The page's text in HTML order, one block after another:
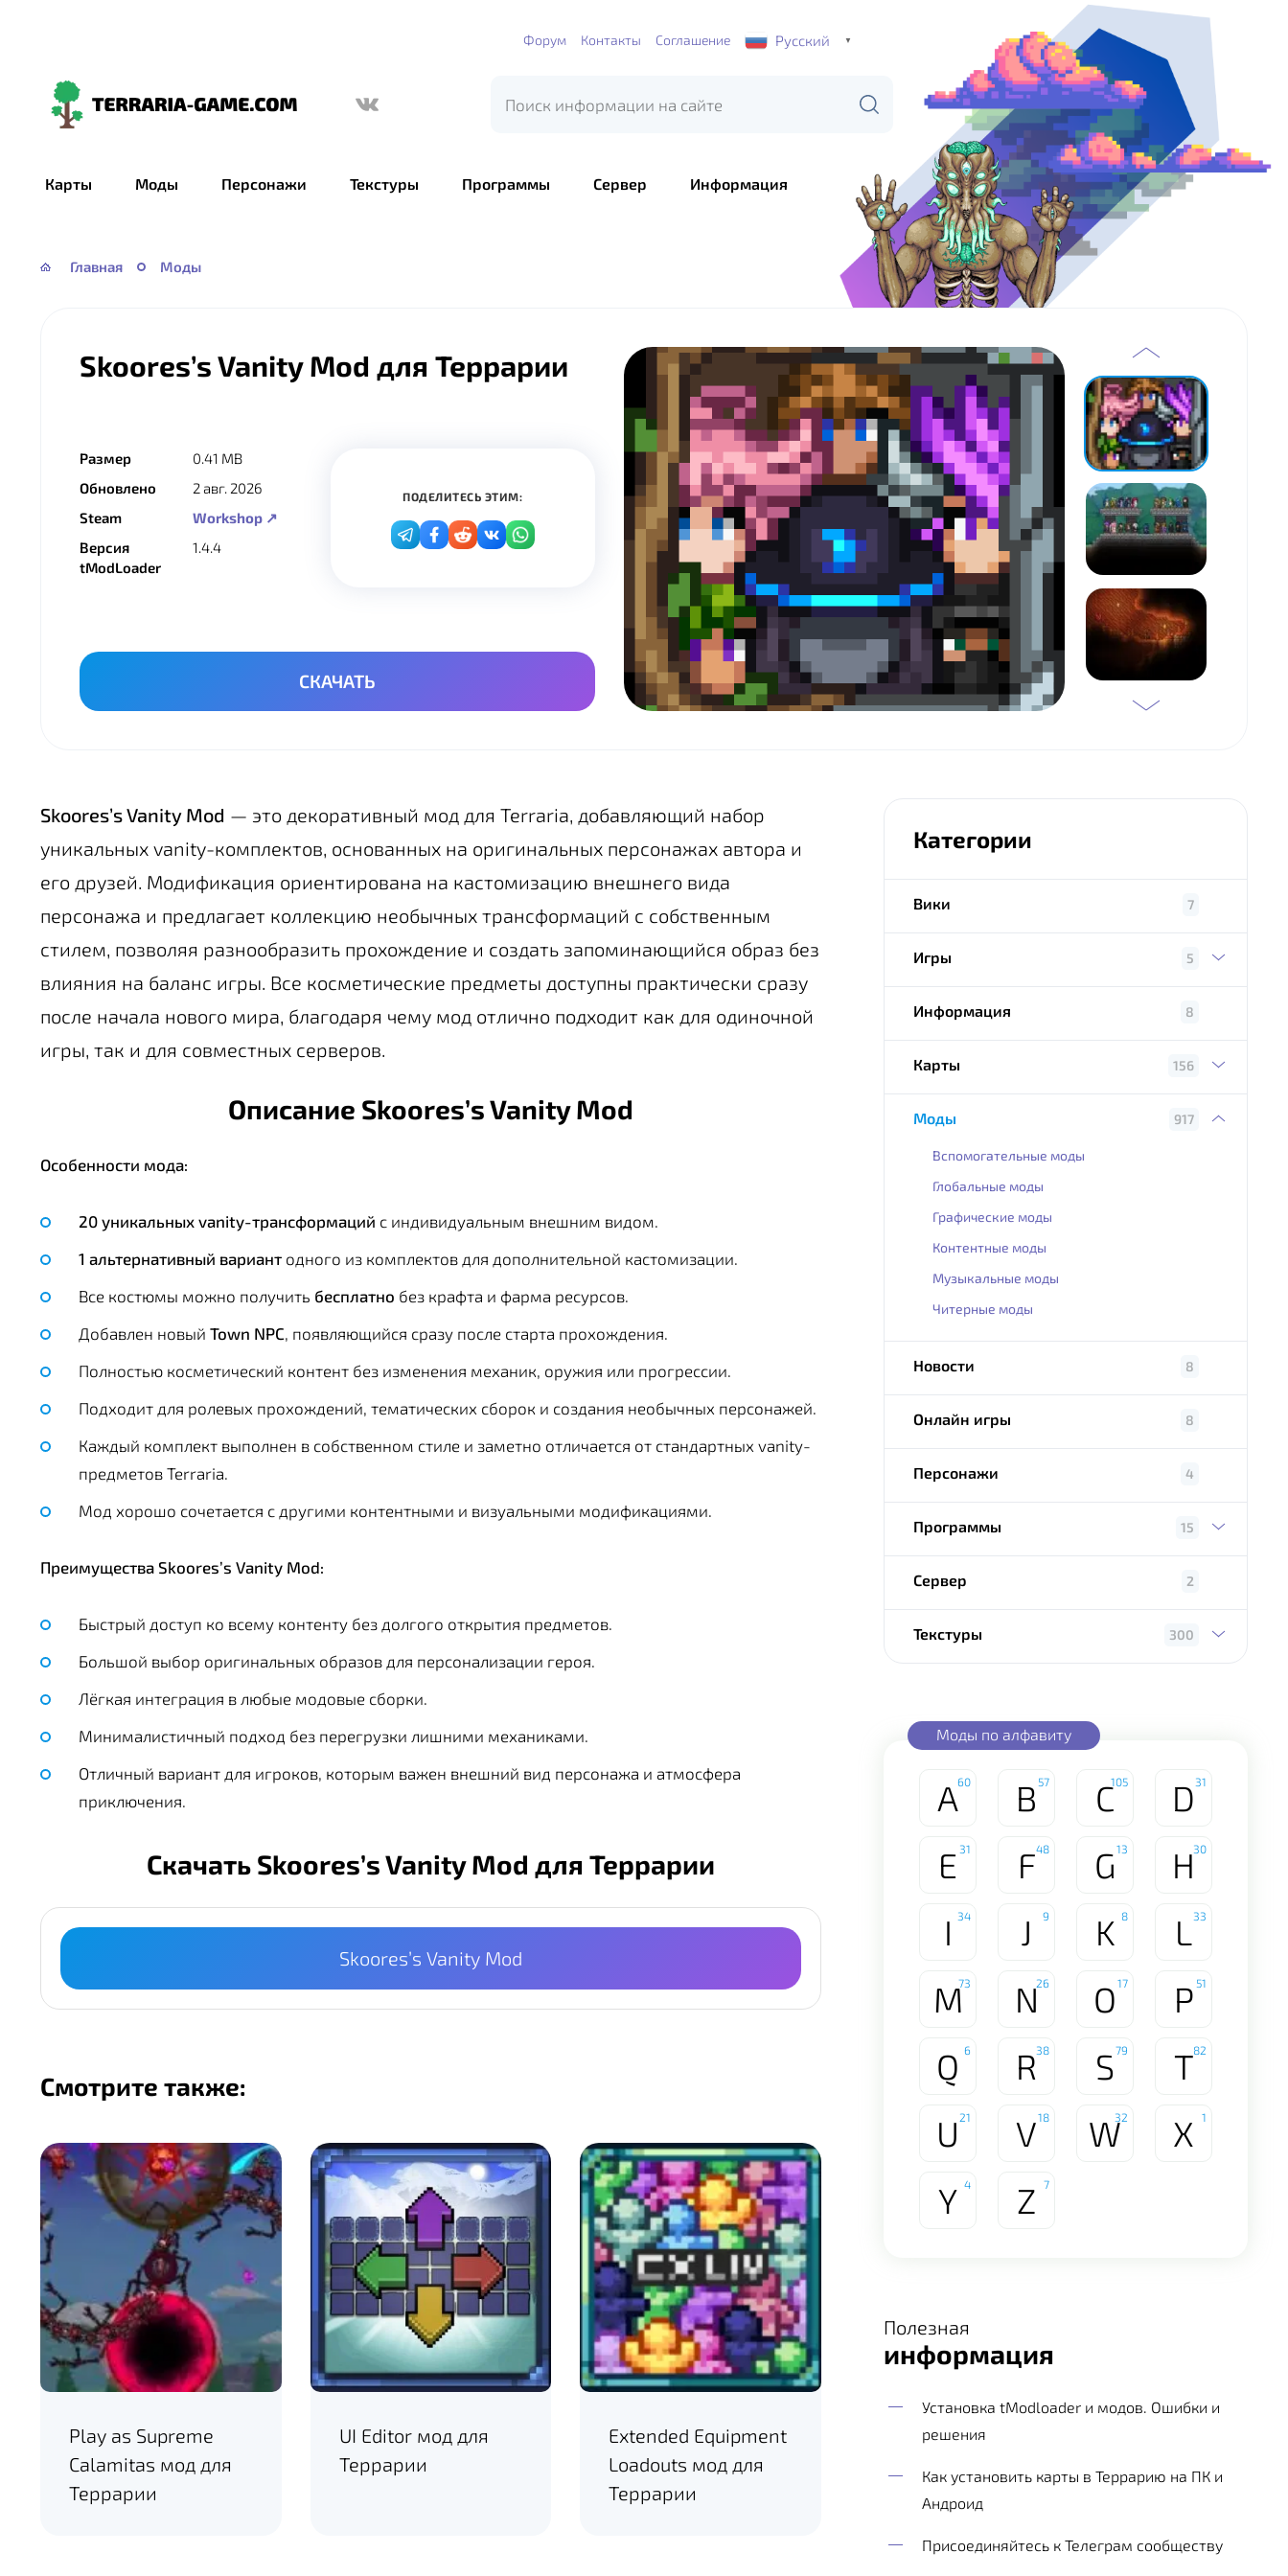
Форум Контакты Соглашение Русский ▼
Terraria-
Карты Моды Персонажи Текстуры Программы Сервер Информация
Главная Моды
Skoores’s Vanity Mod для Террарии
Размер
0.41 MB
Обновлено
2 авг. 2026
Steam
Workshop ↗
Версия
tModLoader
1.4.4
ПОДЕЛИТЕСЬ ЭТИМ:
СКАЧАТЬ
Skoores’s Vanity Mod — это декоративный мод для Terraria, добавляющий набор
уникальных vanity-комплектов, основанных на оригинальных персонажах автора и
его друзей. Модификация ориентирована на кастомизацию внешнего вида
персонажа и предлагает коллекцию необычных трансформаций с собственным
стилем, позволяя разнообразить прохождение и создать запоминающийся образ без
влияния на баланс игры. Все косметические предметы доступны практически сразу
после начала нового мира, благодаря чему мод отлично подходит как для одиночной
игры, так и для совместных серверов.
Описание Skoores’s Vanity Mod
Особенности мода:
20 уникальных vanity-трансформаций с индивидуальным внешним видом.
1 альтернативный вариант одного из комплектов для дополнительной кастомизации.
Все костюмы можно получить бесплатно без крафта и фарма ресурсов.
Добавлен новый Town NPC, появляющийся сразу после старта прохождения.
Полностью косметический контент без изменения механик, оружия или прогрессии.
Подходит для ролевых прохождений, тематических сборок и создания необычных персонажей.
Каждый комплект выполнен в собственном стиле и заметно отличается от стандартных vanity-
предметов Terraria.
Мод хорошо сочетается с другими контентными и визуальными модификациями.
Преимущества Skoores’s Vanity Mod:
Быстрый доступ ко всему контенту без долгого открытия предметов.
Большой выбор оригинальных образов для персонализации героя.
Лёгкая интеграция в любые модовые сборки.
Минималистичный подход без перегрузки лишними механиками.
Отличный вариант для игроков, которым важен внешний вид персонажа и атмосфера
приключения.
Скачать Skoores’s Vanity Mod для Террарии
Skoores’s Vanity Mod
Смотрите также:
Play as Supreme
Calamitas мод для
Террарии
UI Editor мод для
Террарии
Extended Equipment
Loadouts мод для
Террарии
Категории
Вики 7
Игры 5
Информация 8
Карты 156
Моды 917
Вспомогательные моды
Глобальные моды
Графические моды
Контентные моды
Музыкальные моды
Читерные моды
Новости 8
Онлайн игры 8
Персонажи 4
Программы 15
Сервер 2
Текстуры 300
Моды по алфавиту
A60 B 57 C105 D 31
E 31 F48 G 13 H30
I 34 J 9 K 8 L 33
M73 N26 O 17 P 51
Q 6 R38 S79 T82
U 21 V18 W32 X 1
Y 4 Z 7
Полезная
информация
Установка tModloader и модов. Ошибки и
решения
Как установить карты в Террарию на ПК и
Андроид
Присоединяйтесь к Телеграм сообществу